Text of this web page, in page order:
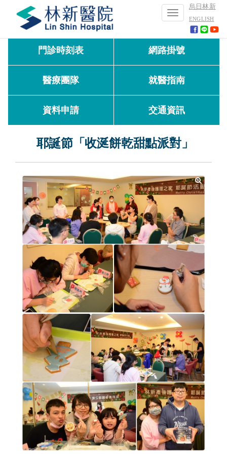
烏日林新
ENGLISH
Toggle
navigation
門診時刻表 網路掛號
醫療團隊 就醫指南
資料申請 交通資訊
耶誕節「收涎餅乾甜點派對」
